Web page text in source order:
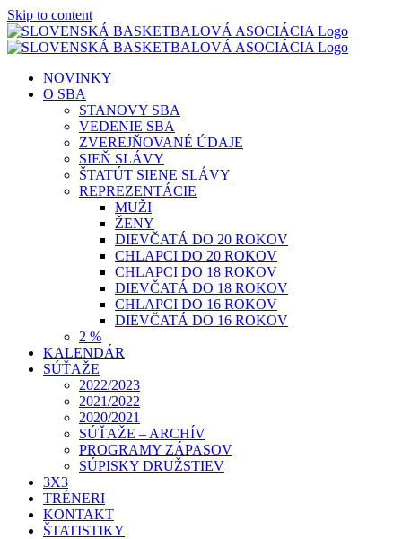
Skip to content
NOVINKY
O SBA
STANOVY SBA
VEDENIE SBA
ZVEREJŇOVANÉ ÚDAJE
SIEŇ SLÁVY
ŠTATÚT SIENE SLÁVY
REPREZENTÁCIE
MUŽI
ŽENY
DIEVČATÁ DO 20 ROKOV
CHLAPCI DO 20 ROKOV
CHLAPCI DO 18 ROKOV
DIEVČATÁ DO 18 ROKOV
CHLAPCI DO 16 ROKOV
DIEVČATÁ DO 16 ROKOV
2 %
KALENDÁR
SÚŤAŽE
2022/2023
2021/2022
2020/2021
SÚŤAŽE – ARCHÍV
PROGRAMY ZÁPASOV
SÚPISKY DRUŽSTIEV
3X3
TRÉNERI
KONTAKT
ŠTATISTIKY